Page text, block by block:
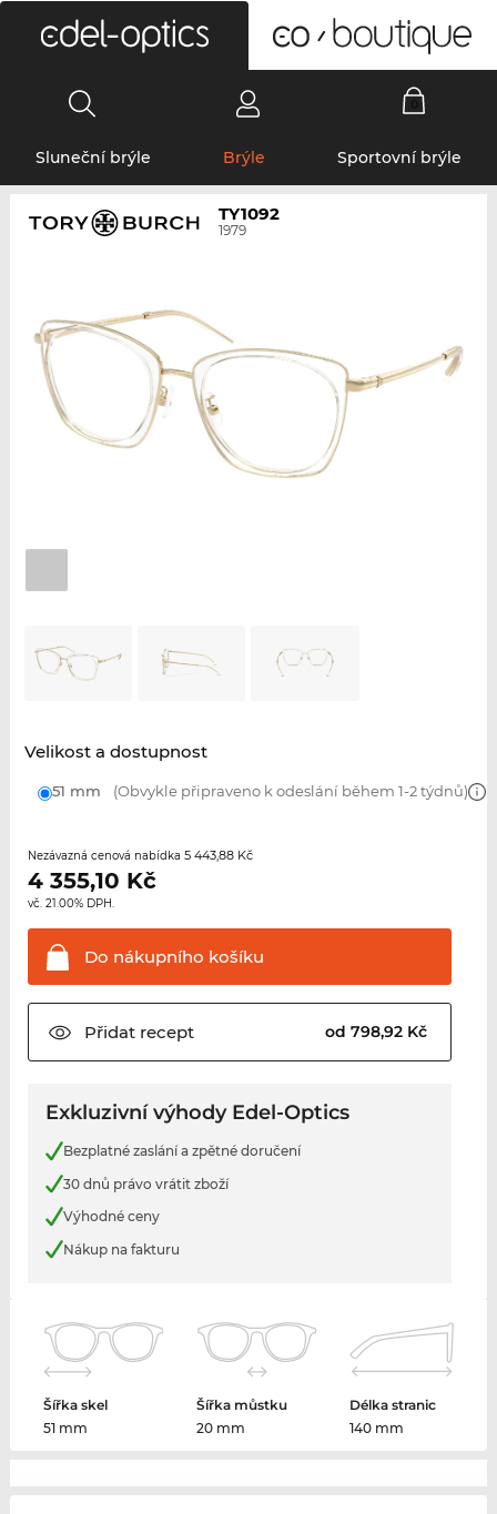
Sluneční brýle Brýle Sportovní brýle
TY1092
1979
Velikost a dostupnost
51 mm (Obvykle připraveno k odeslání během 1-2 týdnů)
Nezávazná cenová nabídka 5 443,88 Kč
4 355,10 Kč
vč. 21.00% DPH.
Do nákupního košíku
Přidatrecept od 798,92 Kč
Exkluzivní výhody Edel-Optics
Bezplatné zaslání a zpětné doručení
30 dnů právo vrátit zboží
Výhodné ceny
Nákup na fakturu
Šířka skel
51 mm
Šířka můstku
20 mm
Délka stranic
140 mm